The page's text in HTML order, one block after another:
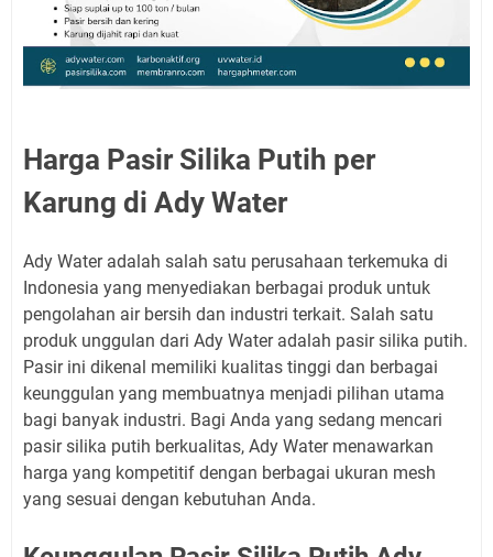
Harga Pasir Silika Putih per
Karung di Ady Water
Ady Water adalah salah satu perusahaan terkemuka di
Indonesia yang menyediakan berbagai produk untuk
pengolahan air bersih dan industri terkait. Salah satu
produk unggulan dari Ady Water adalah pasir silika putih.
Pasir ini dikenal memiliki kualitas tinggi dan berbagai
keunggulan yang membuatnya menjadi pilihan utama
bagi banyak industri. Bagi Anda yang sedang mencari
pasir silika putih berkualitas, Ady Water menawarkan
harga yang kompetitif dengan berbagai ukuran mesh
yang sesuai dengan kebutuhan Anda.